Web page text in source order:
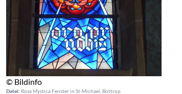
© Bildinfo
Datei: Rosa Mystica Fenster in St-Michael, Bottrop